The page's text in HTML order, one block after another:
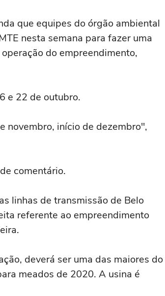
que equipes do órgão ambiental
nesta semana para fazer uma
do empreendimento,
e 22 de outubro.
novembro, início de dezembro",
comentário.
linhas de transmissão de Belo
referente ao empreendimento
deverá ser uma das maiores do
meados de 2020. A usina é